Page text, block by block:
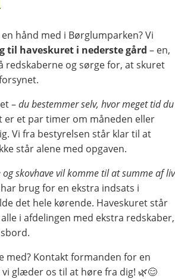
hånd med i Børglumparken? Vi
til haveskuret i nederste gård – en,
redskaberne og sørge for, at skuret
–du bestemmer selv, hvor meget tid du
er et par timer om måneden eller
Vi fra bestyrelsen står klar til at
står alene med opgaven.
skovhave vil komme til at summe af liv
har brug for en ekstra indsats i
det hele kørende. Haveskuret står
i afdelingen med ekstra redskaber,
med? Kontakt formanden for en
glæder os til at høre fra dig! 🌿😊